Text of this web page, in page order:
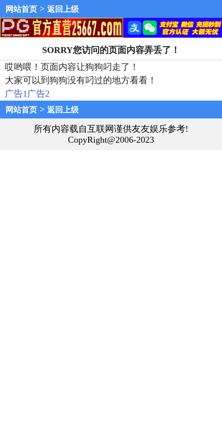
网站首页 > 返回上级
SORRY您访问的页面内容弄丢了！
哎哟喂！页面内容让狗狗叼走了！
大家可以到狗狗没有叼过的地方看看！
广告1广告2
网站首页 > 返回上级
所有内容载自互联网谨供友友娱乐参考!
CopyRight@2006-2023